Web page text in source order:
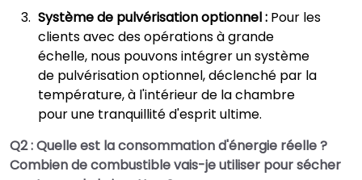
Système de pulvérisation optionnel : Pour les
clients avec des opérations à grande
échelle, nous pouvons intégrer un système
de pulvérisation optionnel, déclenché par la
température, à l'intérieur de la chambre
pour une tranquillité d'esprit ultime.
Q2 : Quelle est la consommation d'énergie réelle ?
Combien de combustible vais-je utiliser pour sécher